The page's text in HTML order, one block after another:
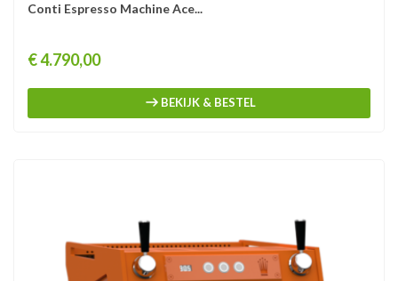
Conti Espresso Machine Ace...
Prijs
€ 4.790,00
BEKIJK & BESTEL